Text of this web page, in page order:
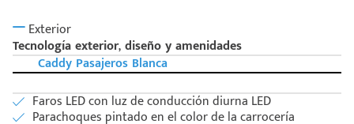
Exterior
Tecnología exterior, diseño y amenidades
Caddy Pasajeros Blanca
Faros LED con luz de conducción diurna LED
Parachoques pintado en el color de la carrocería